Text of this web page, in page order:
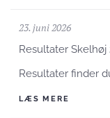
23. juni 2026
Resultater
Resultater finder
LÆS MERE